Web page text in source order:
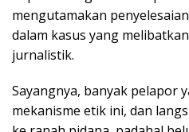
mengutamakan
dalam kasus yang
jurnalistik.
Sayangnya, banyak pelapor
mekanisme etik ini, dan